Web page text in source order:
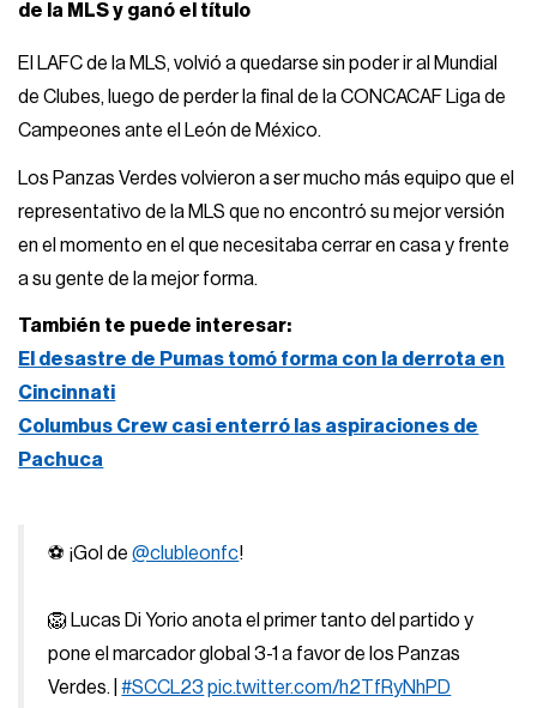
de la MLS y ganó el título
El LAFC de la MLS, volvió a quedarse sin poder ir al Mundial
de Clubes, luego de perder la final de la CONCACAF Liga de
Campeones ante el León de México.
Los Panzas Verdes volvieron a ser mucho más equipo que el
representativo de la MLS que no encontró su mejor versión
en el momento en el que necesitaba cerrar en casa y frente
a su gente de la mejor forma.
También te puede interesar:
El desastre de Pumas tomó forma con la derrota en
Cincinnati
Columbus Crew casi enterró las aspiraciones de
Pachuca
⚽ ¡Gol de@clubleonfc!
🦁 Lucas Di Yorio anota el primer tanto del partido y
pone el marcador global 3-1 a favor de los Panzas
Verdes. |#SCCL23 pic.twitter.com/h2TfRyNhPD